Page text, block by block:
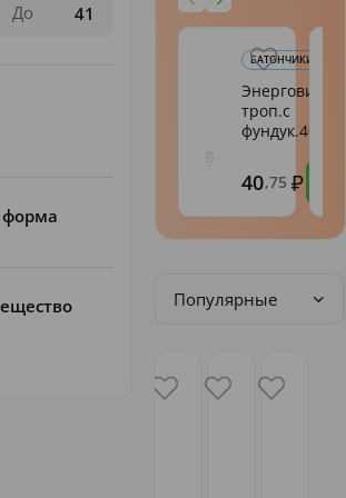
До
форма
БАТОНЧИКИ,
Энерговит
троп.с
фундук.40г
40,75
Популярные